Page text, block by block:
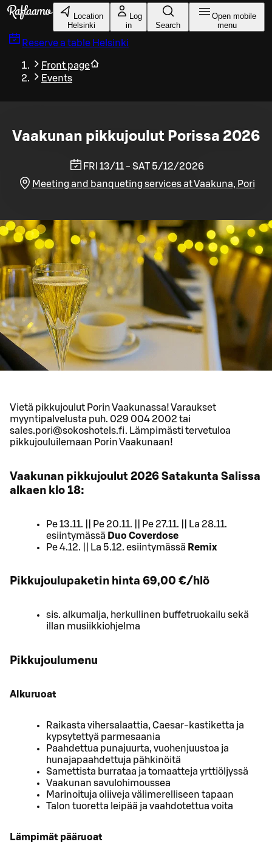
Skip to main content
Location
Helsinki
Log
in
Search
Open mobile
menu
Reserve a table Helsinki
Front page
Events
Vaakunan pikkujoulut Porissa 2026
FRI 13/11 - SAT 5/12/2026
Meeting and banqueting services at Vaakuna, Pori
Vietä pikkujoulut Porin Vaakunassa! Varaukset
myyntipalvelusta puh. 029 004 2002 tai
sales.pori@sokoshotels.fi. Lämpimästi tervetuloa
pikkujouluilemaan Porin Vaakunaan!
Vaakunan pikkujoulut 2026 Satakunta Salissa
alkaen klo 18:
Pe 13.11. || Pe 20.11. || Pe 27.11. || La 28.11.
esiintymässä Duo Coverdose
Pe 4.12. || La 5.12. esiintymässä Remix
Pikkujoulupaketin hinta 69,00 €/hlö
sis. alkumalja, herkullinen buffetruokailu sekä
illan musiikkiohjelma
Pikkujoulumenu
Alkuruoat
Raikasta vihersalaattia, Caesar-kastiketta ja
kypsytettyä parmesaania
Paahdettua punajuurta, vuohenjuustoa ja
hunajapaahdettuja pähkinöitä
Samettista burrataa ja tomaatteja yrttiöljyssä
Vaakunan savulohimoussea
Marinoituja oliiveja välimerelliseen tapaan
Talon tuoretta leipää ja vaahdotettua voita
Lämpimät pääruoat